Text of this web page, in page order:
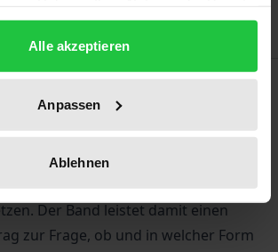
Alle akzeptieren
Anpassen
Ablehnen
junge Forscherinnen und
in ihren Arbeiten in affirmativer bis
mit dem Denken Martin Heideggers
Der Band leistet damit einen
zur Frage, ob und in welcher Form